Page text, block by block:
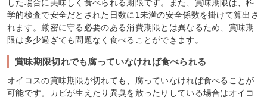
した場合に美味しく食べられる期限です。また、賞味期限は、科
学的検査で安全だとされた日数に1未満の安全係数を掛けて算出さ
れます。厳密に守る必要のある消費期限とは異なるため、賞味期
限は多少過ぎても問題なく食べることができます。
賞味期限切れでも腐っていなければ食べられる
オイコスの賞味期限が切れても、腐っていなければ食べることが
可能です。カビが生えたり異臭を放ったりしている場合はオイコ